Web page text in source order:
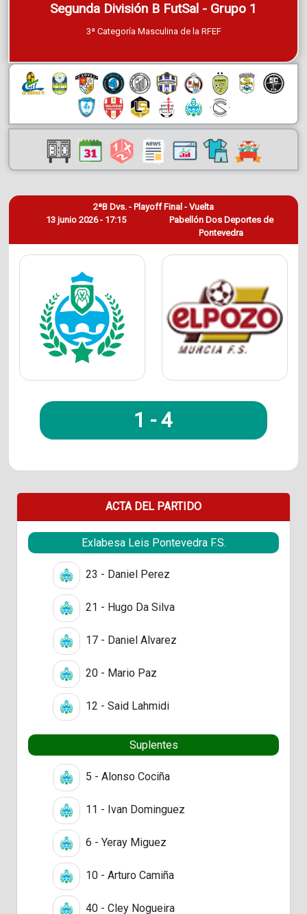
Segunda División B FutSal - Grupo 1
3ª Categoría Masculina de la RFEF
13 junio 2026 - 17:15
2ªB Dvs. - Playoff Final - Vuelta
Pabellón Dos Deportes de
Pontevedra
1 -4
ACTA DEL PARTIDO
Exlabesa Leis Pontevedra F.S.
23 - Daniel Perez
21 - Hugo Da Silva
17 - Daniel Alvarez
20 - Mario Paz
12 - Said Lahmidi
Suplentes
5 - Alonso Cociña
11 - Ivan Dominguez
6 - Yeray Miguez
10 - Arturo Camiña
40 - Cley Nogueira